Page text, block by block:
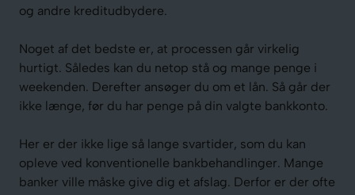
og andre kreditudbydere.
Noget af det bedste er, at processen går virkelig
hurtigt. Således kan du netop stå og mange penge i
weekenden. Derefter ansøger du om et lån. Så går der
ikke længe, før du har penge på din valgte bankkonto.
Her er der ikke lige så lange svartider, som du kan
opleve ved konventionelle bankbehandlinger. Mange
banker ville måske give dig et afslag. Derfor er der ofte